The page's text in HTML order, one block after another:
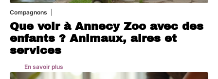
Compagnons
Que voir à Annecy Zoo avec des
enfants ? Animaux, aires et
services
En savoir plus